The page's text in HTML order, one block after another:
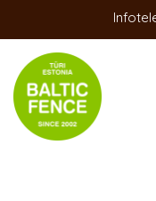
content